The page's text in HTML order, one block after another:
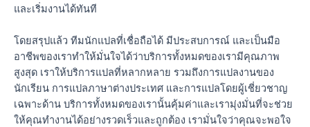
และเริ่มงานได้ทันที
โดยสรุปแล้ว ทีมนักแปลที่เชื่อถือได้ มีประสบการณ์ และเป็นมือ
อาชีพของเราทำให้มั่นใจได้ว่าบริการทั้งหมดของเรามีคุณภาพ
สูงสุด เราให้บริการแปลที่หลากหลาย รวมถึงการแปลงานของ
นักเรียน การแปลภาษาต่างประเทศ และการแปลโดยผู้เชี่ยวชาญ
เฉพาะด้าน บริการทั้งหมดของเรานั้นคุ้มค่าและเรามุ่งมั่นที่จะช่วย
ให้คุณทำงานได้อย่างรวดเร็วและถูกต้อง เรามั่นใจว่าคุณจะพอใจ